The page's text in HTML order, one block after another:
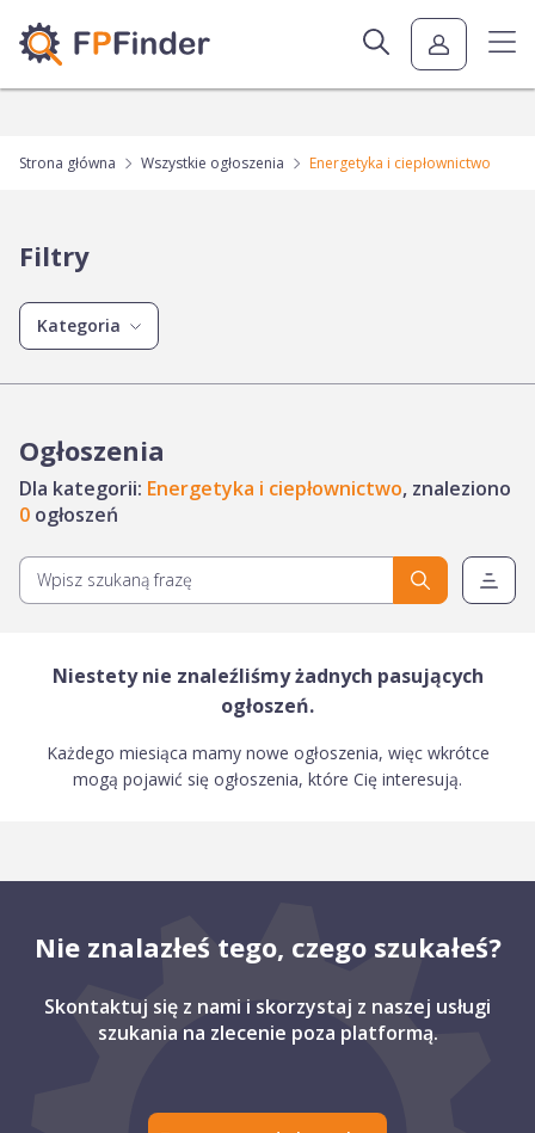
Strona główna Wszystkie ogłoszenia Energetyka i ciepłownictwo
Filtry
Kategoria
Ogłoszenia
Dla kategorii: Energetyka i ciepłownictwo, znaleziono
0 ogłoszeń
Niestety nie znaleźliśmy żadnych pasujących
ogłoszeń.
Każdego miesiąca mamy nowe ogłoszenia, więc wkrótce
mogą pojawić się ogłoszenia, które Cię interesują.
Nie znalazłeś tego, czego szukałeś?
Skontaktuj się z nami i skorzystaj z naszej usługi
szukania na zlecenie poza platformą.